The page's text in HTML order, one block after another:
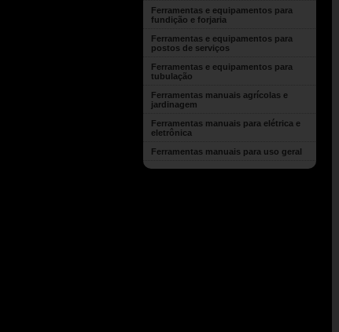
Ferramentas e equipamentos para
fundição e forjaria
Ferramentas e equipamentos para
postos de serviços
Ferramentas e equipamentos para
tubulação
Ferramentas manuais agrícolas e
jardinagem
Ferramentas manuais para elétrica e
eletrônica
Ferramentas manuais para uso geral